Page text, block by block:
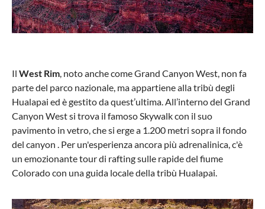
Il West Rim , noto anche come Grand Canyon West, non fa
parte del parco nazionale, ma appartiene alla tribù degli
Hualapai ed è gestito da quest’ultima. All’interno del Grand
Canyon West si trova il famoso Skywalk con il suo
pavimento in vetro, che si erge a 1.200 metri sopra il fondo
del canyon . Per un'esperienza ancora più adrenalinica, c'è
un emozionante tour di rafting sulle rapide del fiume
Colorado con una guida locale della tribù Hualapai.